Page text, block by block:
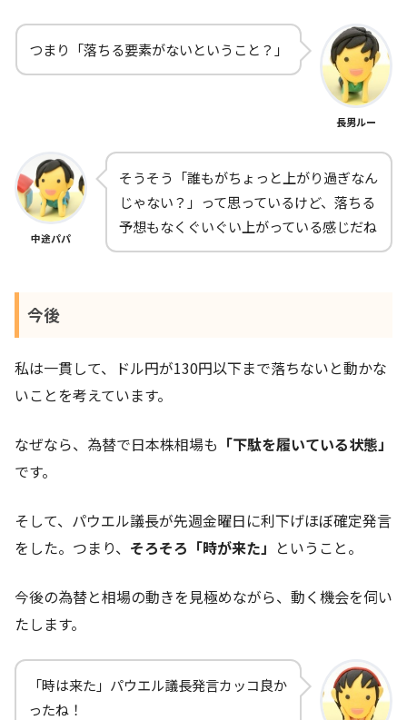
つまり「落ちる要素がないということ？」
長男ルー
中途パパ
そうそう「誰もがちょっと上がり過ぎなん
じゃない？」って思っているけど、落ちる
予想もなくぐいぐい上がっている感じだね
今後
私は一貫して、ドル円が130円以下まで落ちないと動かな
いことを考えています。
なぜなら、為替で日本株相場も 「下駄を履いている状態」
です。
そして、パウエル議長が先週金曜日に利下げほぼ確定発言
をした。つまり、 そろそろ「時が来た」 ということ。
今後の為替と相場の動きを見極めながら、動く機会を伺い
たします。
「時は来た」パウエル議長発言カッコ良か
ったね！